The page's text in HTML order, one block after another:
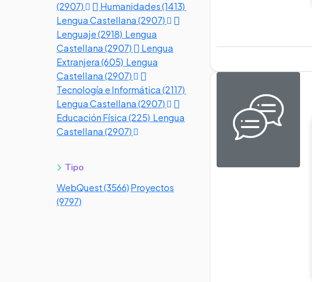
(2907)
Humanidades (1413)
Lengua Castellana (2907)
Lenguaje (2918) Lengua
Castellana (2907)
Lengua
Extranjera (605) Lengua
Castellana (2907)
Tecnología e Informática (2117)
Lengua Castellana (2907)
Educación Física (225) Lengua
Castellana (2907)
Tipo
WebQuest (3566) Proyectos
(9797)